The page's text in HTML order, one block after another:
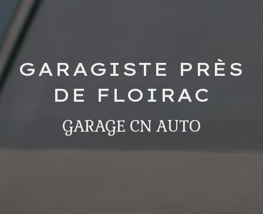
GARAGISTE PRÈS
DE FLOIRAC
GARAGE CN AUTO